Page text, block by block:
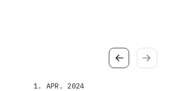
1. APR. 2024